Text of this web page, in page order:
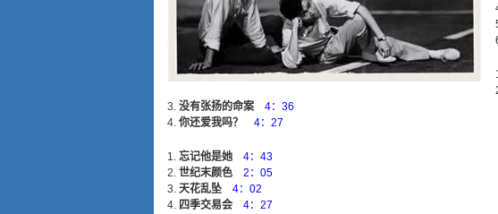
没有张扬的命案
4：36
你还爱我吗？
4：27
忘记他是她
4：43
世纪末颜色
2：05
天花乱坠
4：02
四季交易会
4：27